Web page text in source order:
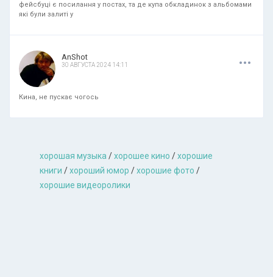
фейсбуці є посилання у постах, та де купа обкладинок з альбомами
які були залиті у
AnShot
30 АВГУСТА 2024 14:11 ...
Кина, не пускає чогось
хорошая музыкa /хорошее кино /хорошие
книги /хороший юмор /хорошие фото /
хорошие видеоролики